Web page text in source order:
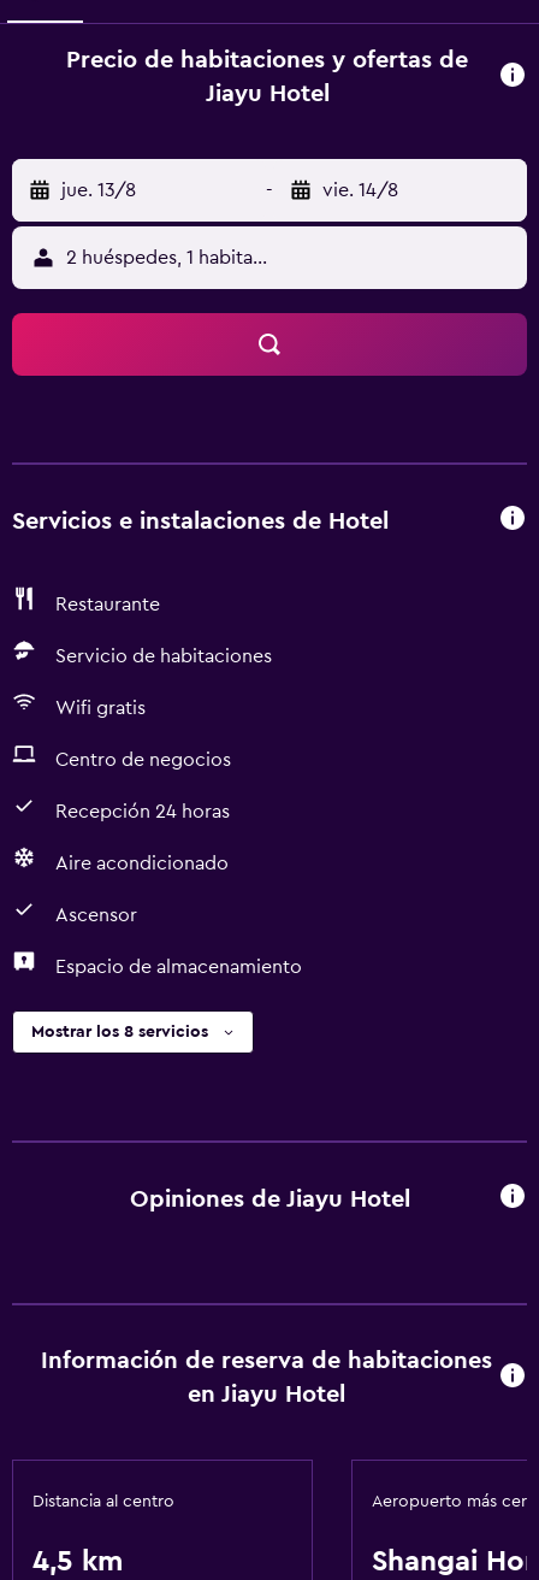
Precio de habitaciones y ofertas de
Jiayu Hotel
jue. 13/8 - vie. 14/8
2 huéspedes, 1 habitación
Servicios e instalaciones de Hotel
Restaurante
Servicio de habitaciones
Wifi gratis
Centro de negocios
Recepción 24 horas
Aire acondicionado
Ascensor
Espacio de almacenamiento
Mostrar los 8 servicios
Opiniones de Jiayu Hotel
Información de reserva de habitaciones
en Jiayu Hotel
Distancia al centro
4,5 km
Aeropuerto más
Shangai